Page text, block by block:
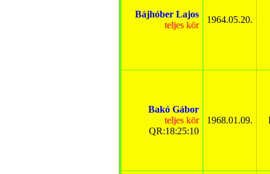
Bájhóber Lajos
teljes kör
1964.05.20.
Bakó Gábor
teljes kör
QR:18:25:10
1968.01.09.